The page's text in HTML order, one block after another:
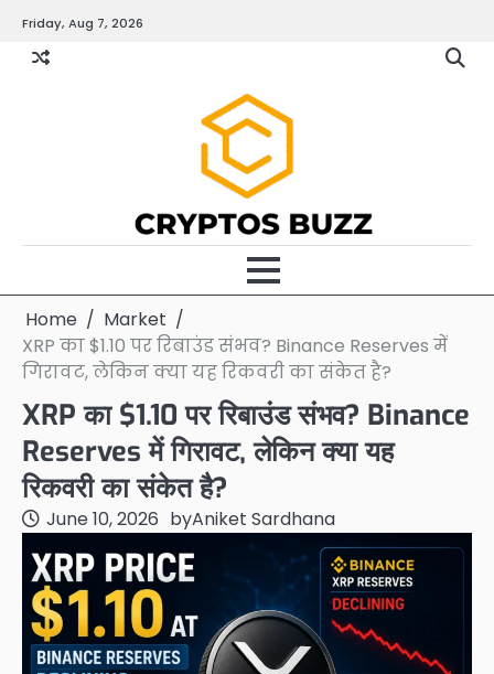
content
Friday, Aug 7, 2026
Home
Market
XRP का $1.10 पर रिबाउंड संभव? Binance Reserves में
गिरावट, लेकिन क्या यह रिकवरी का संकेत है?
XRP का $1.10 पर रिबाउंड संभव? Binance
Reserves में गिरावट, लेकिन क्या यह
रिकवरी का संकेत है?
June 10, 2026 byAniket Sardhana